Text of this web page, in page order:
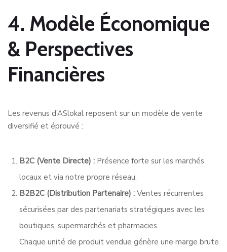
4. Modèle Économique
& Perspectives
Financières
Les revenus d’ASlokal reposent sur un modèle de vente
diversifié et éprouvé :
B2C (Vente Directe) :Présence forte sur les marchés
locaux et via notre propre réseau.
B2B2C (Distribution Partenaire) :Ventes récurrentes
sécurisées par des partenariats stratégiques avec les
boutiques, supermarchés et pharmacies.
Chaque unité de produit vendue génère une marge brute